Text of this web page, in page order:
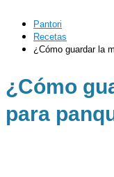
Pantori
Recetas
¿Cómo guardar la
¿Cómo
para